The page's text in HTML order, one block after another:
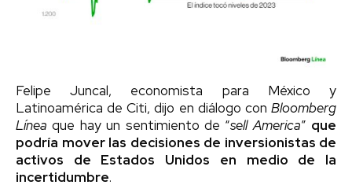
Felipe Juncal, economista para México y
Latinoamérica de Citi, dijo en diálogo con Bloomberg
Línea que hay un sentimiento de “sell America” que
podría mover las decisiones de inversionistas de
activos de Estados Unidos en medio de la
incertidumbre.